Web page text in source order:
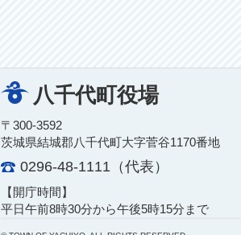
八千代町役場
〒300-3592
茨城県結城郡八千代町大字菅谷1170番地
0296-48-1111（代表）
【開庁時間】
平日午前8時30分から午後5時15分まで